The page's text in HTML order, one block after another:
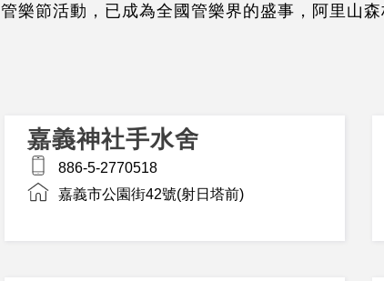
樂節活動，已成為全國管樂界的盛事，阿里山
嘉義神社手水舍
886-5-2770518
嘉義市公園街42號(射日塔前)